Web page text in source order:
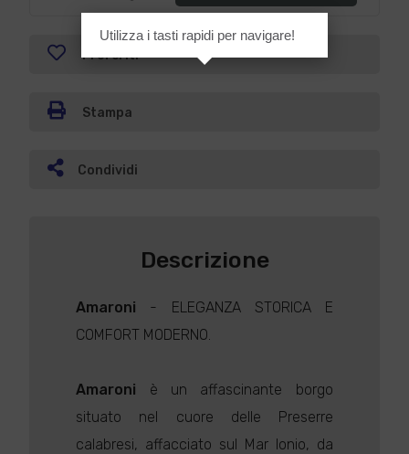
Preferiti
Stampa
Condividi
Descrizione
Amaroni - ELEGANZA STORICA E
COMFORT MODERNO.
Amaroni è un affascinante borgo
situato nel cuore delle Preserre
calabresi, affacciato sul Mar Ionio, da
Utilizza i tasti rapidi per navigare!